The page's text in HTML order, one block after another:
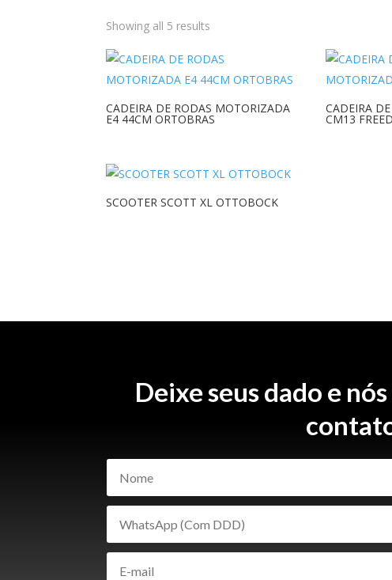
Showing all 5 results
CADEIRA DE RODAS MOTORIZADA
E4 44CM ORTOBRAS
CADEIRA
CM13
SCOOTER SCOTT XL OTTOBOCK
Deixe seus dado e